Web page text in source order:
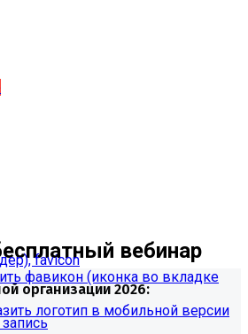
вебинар
организации 2026:
favicon
фавикон (иконка во вкладке
логотип в мобильной версии